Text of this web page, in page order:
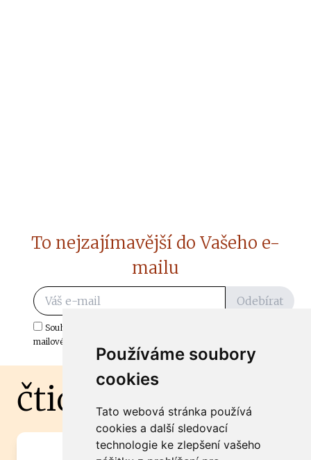
Používáme soubory
cookies
Tato webová stránka používá
cookies a další sledovací
technologie ke zlepšení vašeho
To nejzajímavější do Vašeho e-
mailu
Odebírat
Souhlasím s odběrem důležitých zpráv ze ČtiDoma.cz do mé e-
mailové schránky.
čtidoma.cz
Máte zajímavou informaci? Chcete